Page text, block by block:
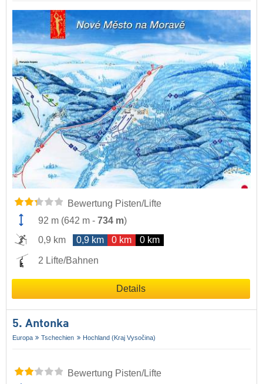
Bewertung Pisten/Lifte
92 m (642 m - 734 m)
0,9 km
0,9 km 0 km 0 km
2 Lifte/Bahnen
Details
5. Antonka
Europa Tschechien Hochland (Kraj Vysočina)
Bewertung Pisten/Lifte